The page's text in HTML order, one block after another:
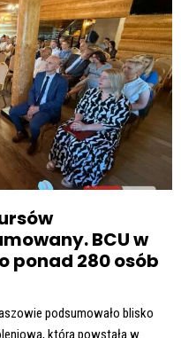
BCU w
ponad 280 osób
podsumowało blisko
która powstała w